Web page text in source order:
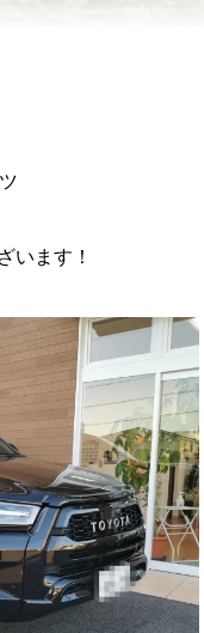
います！